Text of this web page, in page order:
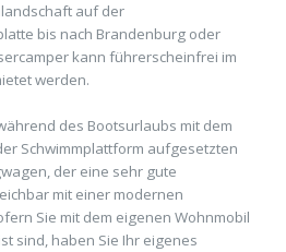
auf der
bis nach Brandenburg oder
kann führerscheinfrei im
werden.
des Bootsurlaubs mit dem
Schwimmplattform aufgesetzten
der eine sehr gute
mit einer modernen
Sie mit dem eigenen Wohnmobil
sind, haben Sie Ihr eigenes